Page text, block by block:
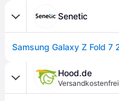
Senetic
Hood.de
Versandkostenfrei